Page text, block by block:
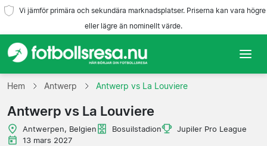
Vi jämför primära och sekundära marknadsplatser. Priserna kan vara högre
eller lägre än nominellt värde.
Hem
Lag
Ligor
Hem Antwerp Antwerp vs La Louviere
Antwerp vs La Louviere
Antwerpen, Belgien Bosuilstadion
Jupiler Pro League
13 mars 2027